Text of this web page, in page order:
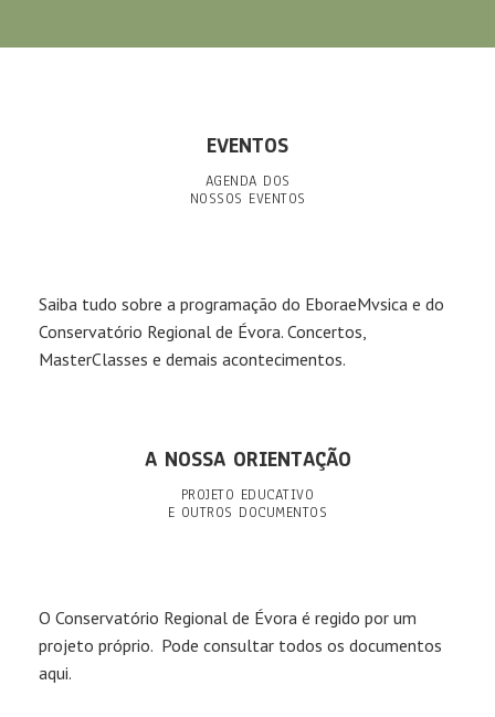
EVENTOS
AGENDA DOS
NOSSOS EVENTOS
Saiba tudo sobre a programação do EboraeMvsica e do
Conservatório Regional de Évora. Concertos,
MasterClasses e demais acontecimentos.
A NOSSA ORIENTAÇÃO
PROJETO EDUCATIVO
E OUTROS DOCUMENTOS
O Conservatório Regional de Évora é regido por um
projeto próprio. Pode consultar todos os documentos
aqui.